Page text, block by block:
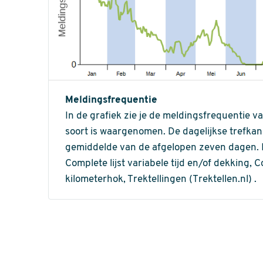
Meldingsfrequentie
In de grafiek zie je de meldingsfrequentie
soort is waargenomen. De dagelijkse
gemiddelde van de afgelopen zeven
Complete lijst variabele tijd en/of dekking,
kilometerhok, Trektellingen (Trektellen.nl) .